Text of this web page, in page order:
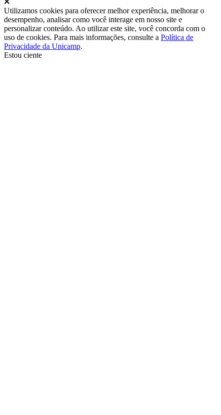
Utilizamos cookies para oferecer melhor experiência, melhorar o
desempenho, analisar como você interage em nosso site e
personalizar conteúdo. Ao utilizar este site, você concorda com o
uso de cookies. Para mais informações, consulte a Política de
Privacidade da Unicamp.
Estou ciente